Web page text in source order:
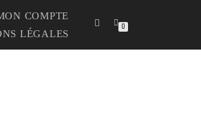
COMPTE
LÉGALES
0